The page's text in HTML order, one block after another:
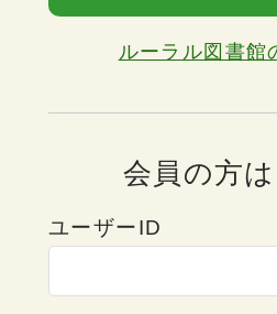
ルーラル図書館
会員の方
ユーザーID